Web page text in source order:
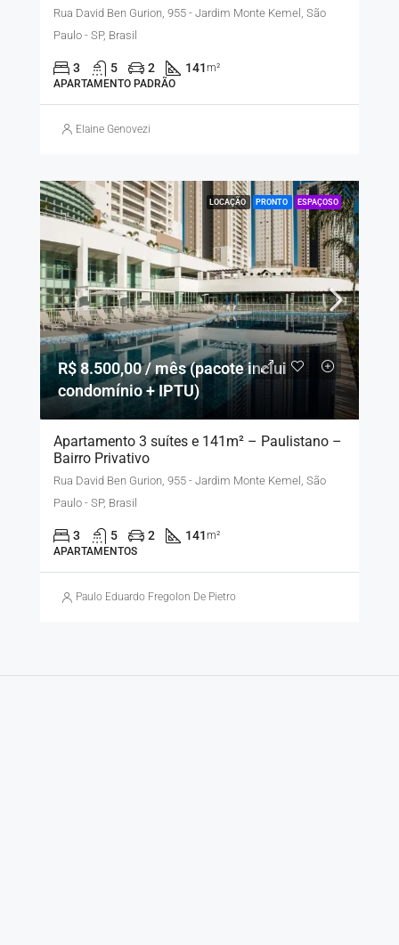
Rua David Ben Gurion, 955 - Jardim Monte Kemel, São
Paulo - SP, Brasil
3 5 2 141m²
APARTAMENTO PADRÃO
Elaine Genovezi
LOCAÇÃO PRONTO ESPAÇOSO
R$ 8.500,00 / mês (pacote inclui
condomínio + IPTU)
Apartamento 3 suítes e 141m² – Paulistano –
Bairro Privativo
Rua David Ben Gurion, 955 - Jardim Monte Kemel, São
Paulo - SP, Brasil
3 5 2 141m²
APARTAMENTOS
Paulo Eduardo Fregolon De Pietro